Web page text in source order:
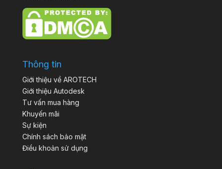
Thông tin
Giới thiệu về AROTECH
Giới thiệu Autodesk
Tư vấn mua hàng
Khuyến mãi
Sự kiện
Chính sách bảo mật
Điều khoản sử dụng